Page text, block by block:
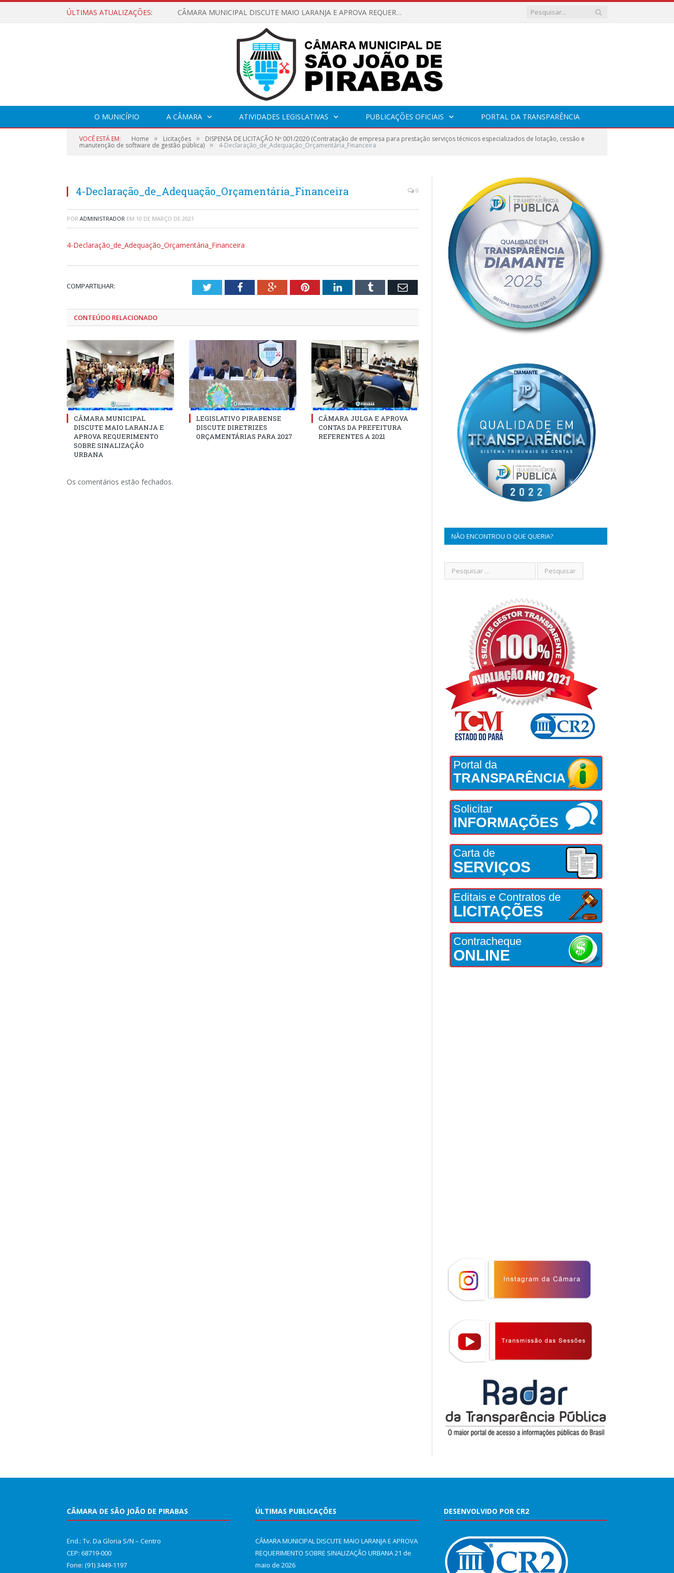
ÚLTIMAS ATUALIZAÇÕES: CÂMARA MUNICIPAL DISCUTE MAIO LARANJA E APROVA REQUERIMENTO SOBRE SINALIZAÇÃO URBANA
O MUNICÍPIO A CÂMARA ATIVIDADES LEGISLATIVAS PUBLICAÇÕES OFICIAIS PORTAL DA TRANSPARÊNCIA
VOCÊ ESTÁ EM: Home » Licitações » DISPENSA DE LICITAÇÃO Nº 001/2020 (Contratação de empresa para prestação serviços técnicos especializados de lotação, cessão e
manutenção de software de gestão pública) » 4-Declaração_de_Adequação_Orçamentária_Financeira
4-Declaração_de_Adequação_Orçamentária_Financeira 0
POR ADMINISTRADOR EM 10 DE MARÇO DE 2021
4-Declaração_de_Adequação_Orçamentária_Financeira
COMPARTILHAR: TwitterFacebookGoogle+PinterestLinkedInTumblr Email
CONTEÚDO RELACIONADO
CÂMARA MUNICIPAL
DISCUTE MAIO LARANJA E
APROVA REQUERIMENTO
SOBRE SINALIZAÇÃO
URBANA
LEGISLATIVO PIRABENSE
DISCUTE DIRETRIZES
ORÇAMENTÁRIAS PARA 2027
CÂMARA JULGA E APROVA
CONTAS DA PREFEITURA
REFERENTES A 2021
Os comentários estão fechados.
NÃO ENCONTROU O QUE QUERIA?
Portal da
TRANSPARÊNCIA
Solicitar
INFORMAÇÕES
Carta de
SERVIÇOS
Editais e Contratos de
LICITAÇÕES
Contracheque
ONLINE
CÂMARA DE SÃO JOÃO DE PIRABAS
End.: Tv. Da Gloria S/N – Centro
CEP: 68719-000
Fone: (91) 3449-1197
ÚLTIMAS PUBLICAÇÕES
CÂMARA MUNICIPAL DISCUTE MAIO LARANJA E APROVA
REQUERIMENTO SOBRE SINALIZAÇÃO URBANA21 de
maio de 2026
DESENVOLVIDO POR CR2